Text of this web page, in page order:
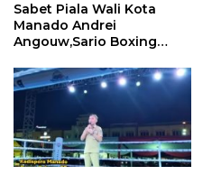
Sabet Piala Wali Kota
Manado Andrei
Angouw,Sario Boxing
Perbati 2026